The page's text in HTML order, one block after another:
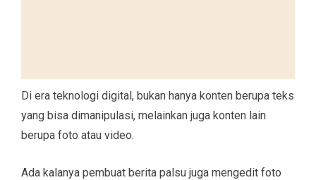
Di era teknologi digital, bukan hanya konten berupa teks
yang bisa dimanipulasi, melainkan juga konten lain
berupa foto atau video.
Ada kalanya pembuat berita palsu juga mengedit foto